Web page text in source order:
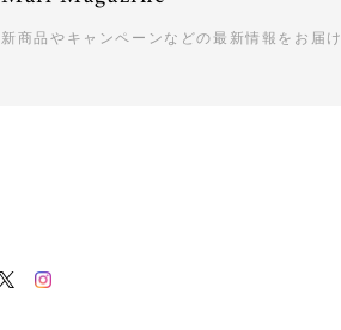
新商品やキャンペーンなどの最新情報をお届